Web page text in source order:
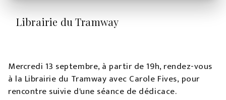
Librairie du Tramway
Mercredi 13 septembre, à partir de 19h, rendez-vous
à la Librairie du Tramway avec Carole Fives, pour
rencontre suivie d'une séance de dédicace.